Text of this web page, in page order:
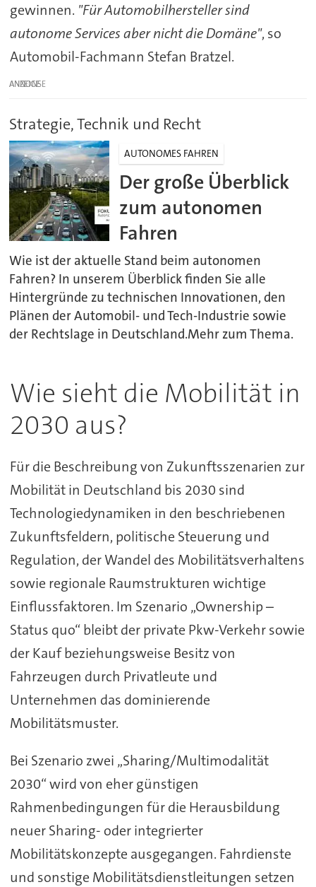
gewinnen. "Für Automobilhersteller sind
autonome Services aber nicht die Domäne", so
Automobil-Fachmann Stefan Bratzel.
ANZEIGE
Strategie, Technik und Recht
AUTONOMES FAHREN
Der große Überblick
zum autonomen
Fahren
Wie ist der aktuelle Stand beim autonomen
Fahren? In unserem Überblick finden Sie alle
Hintergründe zu technischen Innovationen, den
Plänen der Automobil- und Tech-Industrie sowie
der Rechtslage in Deutschland.Mehr zum Thema.
Wie sieht die Mobilität in
2030 aus?
Für die Beschreibung von Zukunftsszenarien zur
Mobilität in Deutschland bis 2030 sind
Technologiedynamiken in den beschriebenen
Zukunftsfeldern, politische Steuerung und
Regulation, der Wandel des Mobilitätsverhaltens
sowie regionale Raumstrukturen wichtige
Einflussfaktoren. Im Szenario „Ownership –
Status quo“ bleibt der private Pkw-Verkehr sowie
der Kauf beziehungsweise Besitz von
Fahrzeugen durch Privatleute und
Unternehmen das dominierende
Mobilitätsmuster.
Bei Szenario zwei „Sharing/Multimodalität
2030“ wird von eher günstigen
Rahmenbedingungen für die Herausbildung
neuer Sharing- oder integrierter
Mobilitätskonzepte ausgegangen. Fahrdienste
und sonstige Mobilitätsdienstleitungen setzen